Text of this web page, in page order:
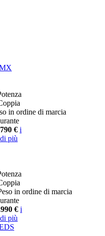
in ordine di marcia
€ i
più
in ordine di marcia
€ i
più